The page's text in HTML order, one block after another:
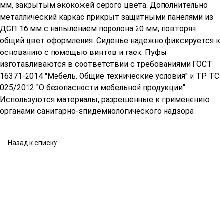
мм, закрытым экокожей серого цвета. Дополнительно
металлический каркас прикрыт защитными панелями из
ДСП 16 мм с напылением поролона 20 мм, повторяя
общий цвет оформления. Сиденье надежно фиксируется к
основанию с помощью винтов и гаек. Пуфы
изготавливаются в соответствии с требованиями ГОСТ
16371-2014 "Мебель. Общие технические условия" и ТР ТС
025/2012 "О безопасности мебельной продукции".
Используются материалы, разрешенные к применению
органами санитарно-эпидемиологического надзора.
Назад к списку